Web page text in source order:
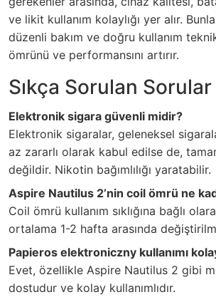
ve likit kullanım kolaylığı yer alır.
düzenli bakım ve doğru kullanım
ömrünü ve performansını artırır.
Sıkça Sorulan Sorular
Elektronik sigara güvenli midir?
Elektronik sigaralar, geleneksel
az zararlı olarak kabul edilse de,
değildir. Nikotin bağımlılığı yaratabilir.
Aspire Nautilus 2’nin coil ömrü ne
Coil ömrü kullanım sıklığına bağlı
ortalama 1-2 hafta arasında
Papieros elektroniczny kullanımı
Evet, özellikle Aspire Nautilus 2 gibi
dostudur ve kolay kullanımlıdır.